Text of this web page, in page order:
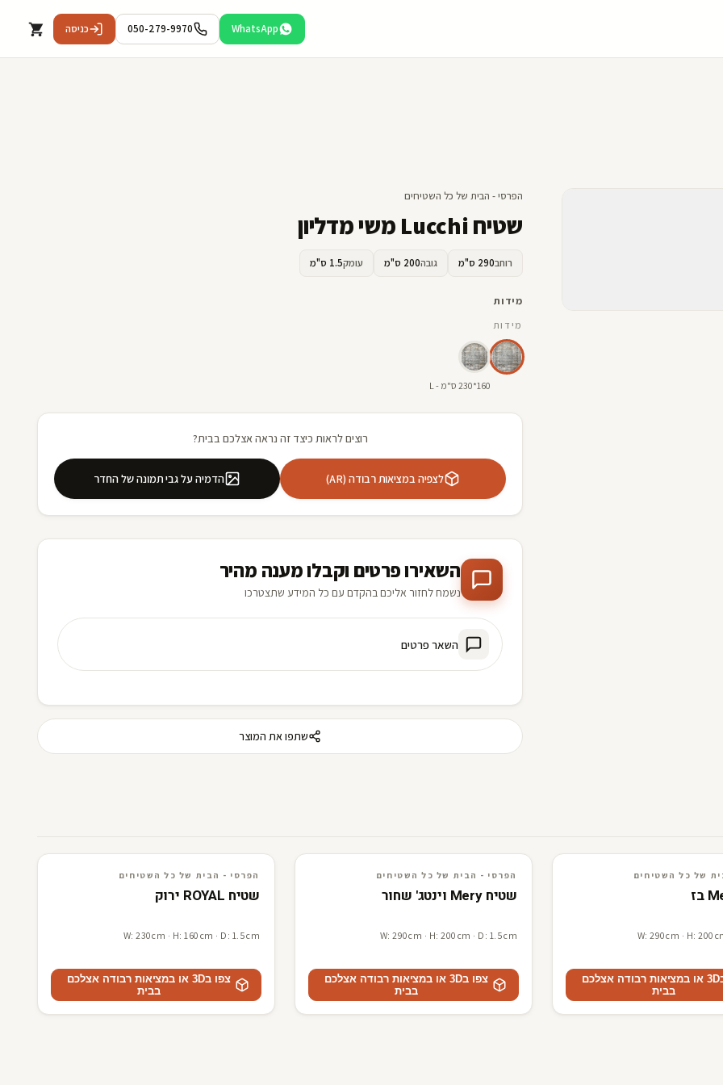
WhatsApp
050-279-9970 כניסה
הפרסי - הבית של כל השטיחים
שטיח Lucchi משי מדליון
רוחב290 ס"מ גובה200 ס"מ עומק1.5 ס"מ
מידות
מידות
160*230 ס"מ - L
רוצים לראות כיצד זה נראה אצלכם בבית?
לצפיה במציאות רבודה (AR) הדמיה על גבי תמונה של החדר
השאירו פרטים וקבלו מענה מהיר
נשמח לחזור אליכם בהקדם עם כל המידע שתצטרכו
השאר פרטים
שתפו את המוצר
של כל השטיחים
W: 290cm · H:
צפו ב3D או במציאות רבודה אצלכם
בבית
3D · AR הפרסי - הבית של כל השטיחים
הפרסי - הבית של כל השטיחים
שטיח Mery וינטג' שחור
W: 290cm · H: 200cm · D: 1.5cm
צפו ב3D או במציאות רבודה אצלכם
בבית
3D · AR הפרסי - הבית של כל השטיחים
הפרסי - הבית של כל השטיחים
שטיח ROYAL ירוק
W: 230cm · H: 160cm · D: 1.5cm
צפו ב3D או במציאות רבודה אצלכם
בבית